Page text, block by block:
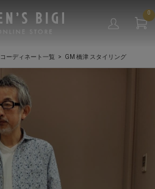
0
コーディネート一覧 GM 橋津 スタイリング